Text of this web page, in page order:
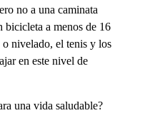
no a una caminata
bicicleta a menos de 16
nivelado, el tenis y los
en este nivel de
una vida saludable?